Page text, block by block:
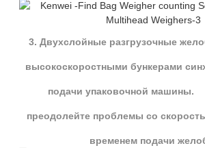
3. Двухслойные разгрузочные
высокоскоростными бункерами
подачи упаковочной машины.
преодолейте проблемы со
временем подачи